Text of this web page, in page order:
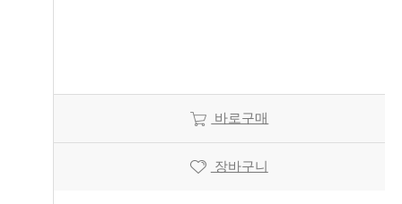
바로구매
장바구니